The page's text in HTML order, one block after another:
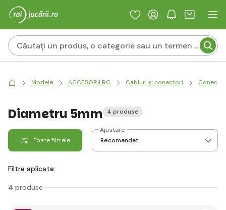
Modele ACCESORII RC Cabluri și conectori
Diametru 5mm 4 produse
Toate filtrele
Ajustare
Filtre aplicate:
4 produse